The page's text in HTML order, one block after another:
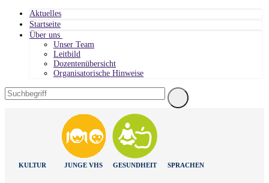
Aktuelles
Startseite
Über uns
Unser Team
Leitbild
Dozentenübersicht
Organisatorische Hinweise
KULTUR JUNGE VHS GESUNDHEIT SPRACHEN